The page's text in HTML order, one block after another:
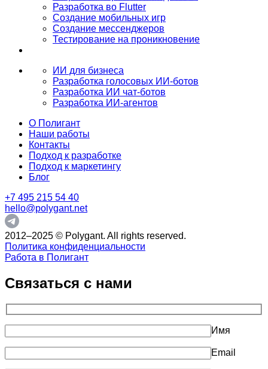
Разработка во Flutter
Создание мобильных игр
Создание мессенджеров
Тестирование на проникновение
ИИ для бизнеса
Разработка голосовых ИИ-ботов
Разработка ИИ чат-ботов
Разработка ИИ-агентов
О Полигант
Наши работы
Контакты
Подход к разработке
Подход к маркетингу
Блог
+7 495 215 54 40
hello@polygant.net
2012–2025 © Polygant. All rights reserved.
Политика конфиденциальности
Работа в Полигант
Связаться с нами
Имя
Email